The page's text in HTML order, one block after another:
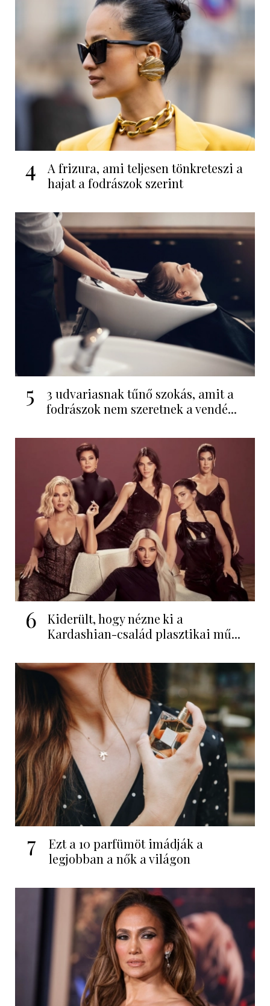
4
A frizura, ami teljesen tönkreteszi a
hajat a fodrászok szerint
5
3 udvariasnak tűnő szokás, amit a
fodrászok nem szeretnek a vendé...
6
Kiderült, hogy nézne ki a
Kardashian-család plasztikai mű...
7
Ezt a 10 parfümöt imádják a
legjobban a nők a világon